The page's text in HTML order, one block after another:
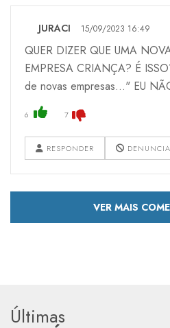
JURACI 15/09/2023 16:49
QUER DIZER QUE UMA
EMPRESA CRIANÇA? É
de novas empresas..." EU
6 7
RESPONDER
VER MAIS
Últimas